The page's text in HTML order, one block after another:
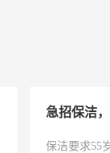
保洁要求55